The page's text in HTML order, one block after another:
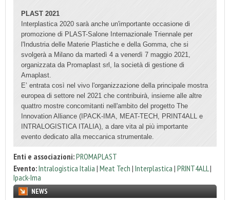
PLAST 2021
Interplastica 2020 sarà anche un'importante occasione di
promozione di PLAST-Salone Internazionale Triennale per
l'Industria delle Materie Plastiche e della Gomma, che si
svolgerà a Milano da martedì 4 a venerdì 7 maggio 2021,
organizzata da Promaplast srl, la società di gestione di
Amaplast.
E’ entrata così nel vivo l'organizzazione della principale mostra
europea di settore nel 2021 che contribuirà, insieme alle altre
quattro mostre concomitanti nell'ambito del progetto The
Innovation Alliance (IPACK-IMA, MEAT-TECH, PRINT4ALL e
INTRALOGISTICA ITALIA), a dare vita al più importante
evento dedicato alla meccanica strumentale.
Enti e associazioni:PROMAPLAST
Evento:Intralogistica Italia | Meat Tech | Interplastica | PRINT4ALL |
Ipack-Ima
NEWS